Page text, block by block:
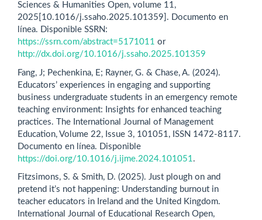
Sciences & Humanities Open, volume 11,
2025[10.1016/j.ssaho.2025.101359]. Documento en
línea. Disponible SSRN:
https://ssrn.com/abstract=5171011 or
http://dx.doi.org/10.1016/j.ssaho.2025.101359
Fang, J; Pechenkina, E; Rayner, G. & Chase, A. (2024).
Educators’ experiences in engaging and supporting
business undergraduate students in an emergency remote
teaching environment: Insights for enhanced teaching
practices. The International Journal of Management
Education, Volume 22, Issue 3, 101051, ISSN 1472-8117.
Documento en línea. Disponible
https://doi.org/10.1016/j.ijme.2024.101051 .
Fitzsimons, S. & Smith, D. (2025). Just plough on and
pretend it’s not happening: Understanding burnout in
teacher educators in Ireland and the United Kingdom.
International Journal of Educational Research Open,